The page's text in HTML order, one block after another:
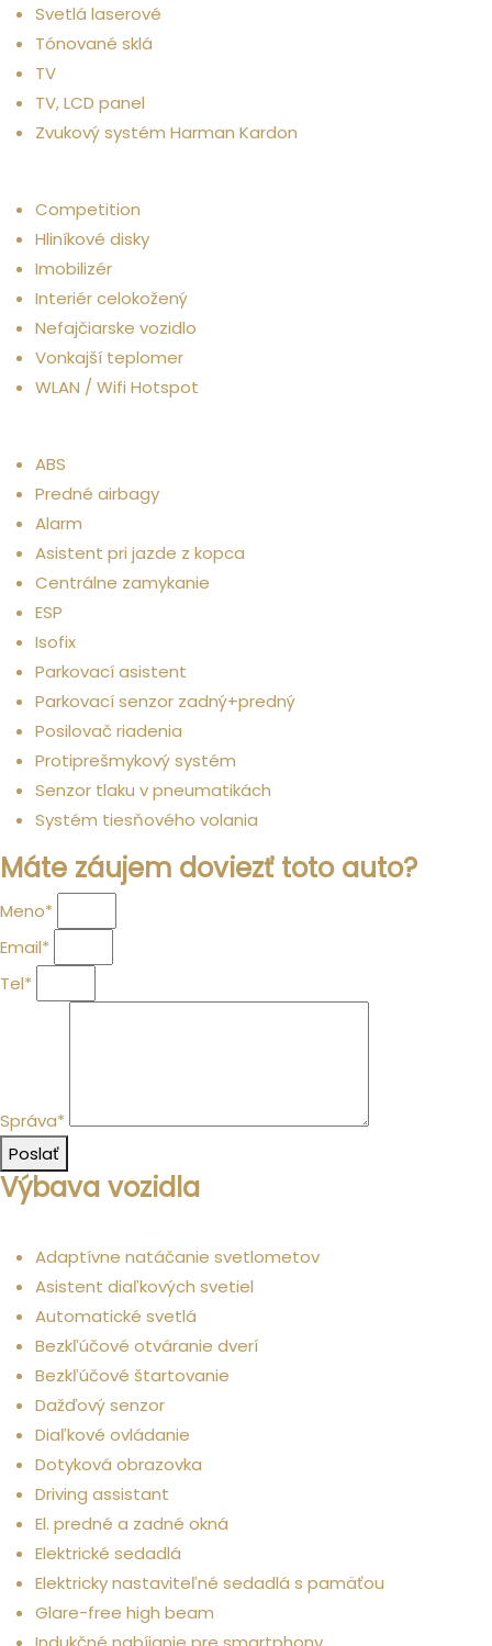
Svetlá laserové
Tónované sklá
TV
TV, LCD panel
Zvukový systém Harman Kardon
Competition
Hliníkové disky
Imobilizér
Interiér celokožený
Nefajčiarske vozidlo
Vonkajší teplomer
WLAN / Wifi Hotspot
ABS
Predné airbagy
Alarm
Asistent pri jazde z kopca
Centrálne zamykanie
ESP
Isofix
Parkovací asistent
Parkovací senzor zadný+predný
Posilovač riadenia
Protiprešmykový systém
Senzor tlaku v pneumatikách
Systém tiesňového volania
Máte záujem doviezť toto auto?
Meno*
Email*
Tel*
Správa*
Poslať
Výbava vozidla
Adaptívne natáčanie svetlometov
Asistent diaľkových svetiel
Automatické svetlá
Bezkľúčové otváranie dverí
Bezkľúčové štartovanie
Dažďový senzor
Diaľkové ovládanie
Dotyková obrazovka
Driving assistant
El. predné a zadné okná
Elektrické sedadlá
Elektricky nastaviteľné sedadlá s pamäťou
Glare-free high beam